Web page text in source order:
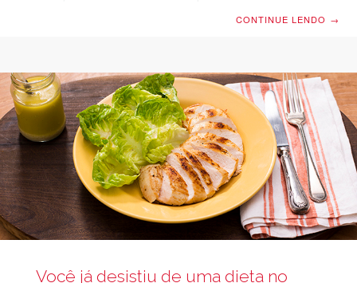
sobre a dieta do limão e tirar todas as dúvidas para
conseguir aplicá-la na sua rotina! Acompanhe a leitura.
Como fazer a
CONTINUE LENDO →
Você já desistiu de uma dieta no